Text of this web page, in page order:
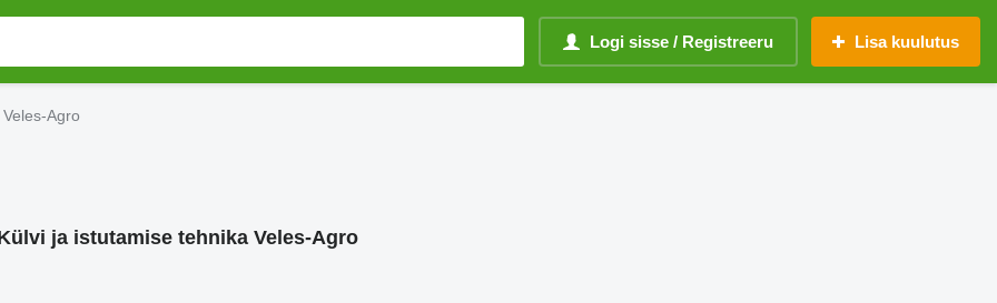
Logi sisse / Registreeru Lisa kuulutus
Agro
ja istutamise tehnika Veles-Agro